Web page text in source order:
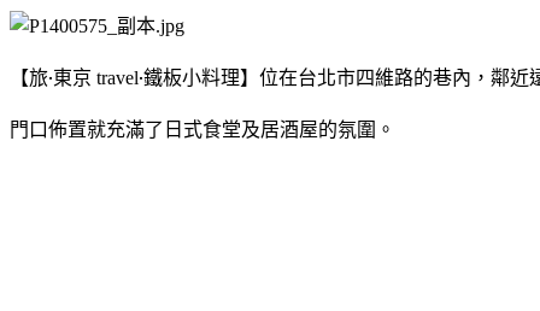
【旅‧東京 travel‧鐵板小料理】 位在台北市四維路的巷內，鄰近
門口佈置就充滿了日式食堂及居酒屋的氛圍。